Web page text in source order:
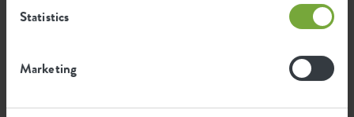
Statistics
Marketing
Protección UV
Resistente a las heladas
Huella ambiental